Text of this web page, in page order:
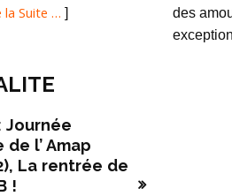
la Suite … ]
des
l’ Amap
La rentrée de
!